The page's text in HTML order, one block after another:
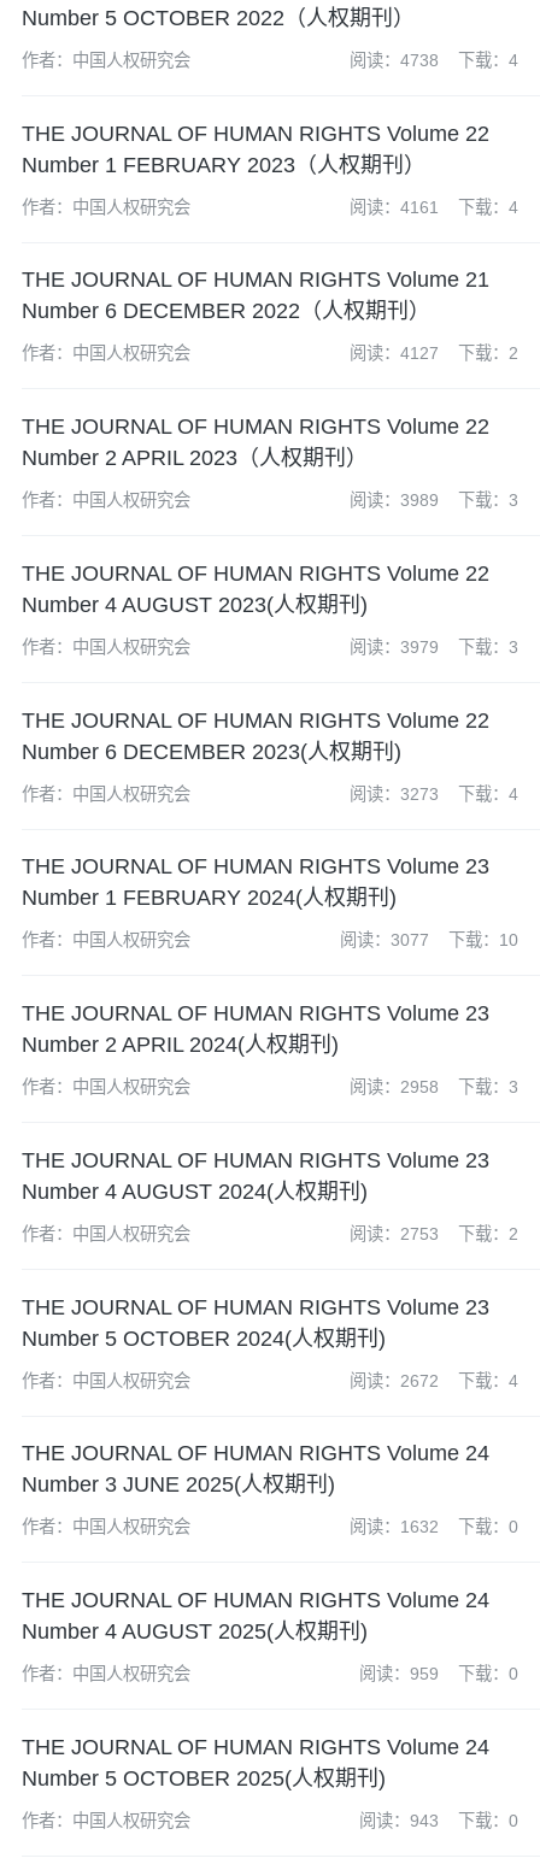
Number 5 OCTOBER 2022（人权期刊）
作者：中国人权研究会 阅读：4738 下载：4
THE JOURNAL OF HUMAN RIGHTS Volume 22
Number 1 FEBRUARY 2023（人权期刊）
作者：中国人权研究会 阅读：4161 下载：4
THE JOURNAL OF HUMAN RIGHTS Volume 21
Number 6 DECEMBER 2022（人权期刊）
作者：中国人权研究会 阅读：4127 下载：2
THE JOURNAL OF HUMAN RIGHTS Volume 22
Number 2 APRIL 2023（人权期刊）
作者：中国人权研究会 阅读：3989 下载：3
THE JOURNAL OF HUMAN RIGHTS Volume 22
Number 4 AUGUST 2023(人权期刊)
作者：中国人权研究会 阅读：3979 下载：3
THE JOURNAL OF HUMAN RIGHTS Volume 22
Number 6 DECEMBER 2023(人权期刊)
作者：中国人权研究会 阅读：3273 下载：4
THE JOURNAL OF HUMAN RIGHTS Volume 23
Number 1 FEBRUARY 2024(人权期刊)
作者：中国人权研究会 阅读：3077 下载：10
THE JOURNAL OF HUMAN RIGHTS Volume 23
Number 2 APRIL 2024(人权期刊)
作者：中国人权研究会 阅读：2958 下载：3
THE JOURNAL OF HUMAN RIGHTS Volume 23
Number 4 AUGUST 2024(人权期刊)
作者：中国人权研究会 阅读：2753 下载：2
THE JOURNAL OF HUMAN RIGHTS Volume 23
Number 5 OCTOBER 2024(人权期刊)
作者：中国人权研究会 阅读：2672 下载：4
THE JOURNAL OF HUMAN RIGHTS Volume 24
Number 3 JUNE 2025(人权期刊)
作者：中国人权研究会 阅读：1632 下载：0
THE JOURNAL OF HUMAN RIGHTS Volume 24
Number 4 AUGUST 2025(人权期刊)
作者：中国人权研究会 阅读：959 下载：0
THE JOURNAL OF HUMAN RIGHTS Volume 24
Number 5 OCTOBER 2025(人权期刊)
作者：中国人权研究会 阅读：943 下载：0